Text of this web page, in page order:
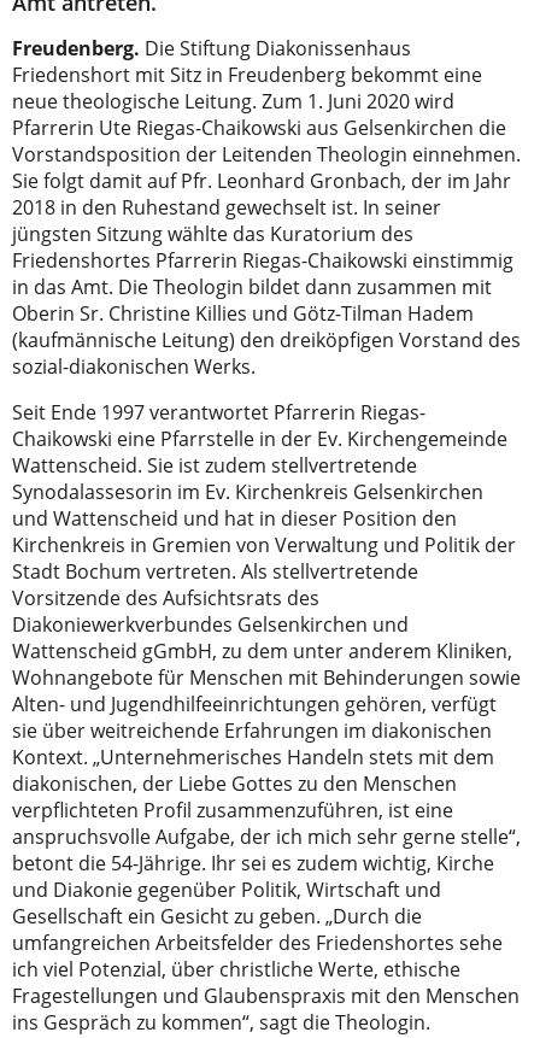
Freudenberg. Die Stiftung Diakonissenhaus
Friedenshort mit Sitz in Freudenberg bekommt eine
neue theologische Leitung. Zum 1. Juni 2020 wird
Pfarrerin Ute Riegas-Chaikowski aus Gelsenkirchen die
Vorstandsposition der Leitenden Theologin einnehmen.
Sie folgt damit auf Pfr. Leonhard Gronbach, der im Jahr
2018 in den Ruhestand gewechselt ist. In seiner
jüngsten Sitzung wählte das Kuratorium des
Friedenshortes Pfarrerin Riegas-Chaikowski einstimmig
in das Amt. Die Theologin bildet dann zusammen mit
Oberin Sr. Christine Killies und Götz-Tilman Hadem
(kaufmännische Leitung) den dreiköpfigen Vorstand des
sozial-diakonischen Werks.
Seit Ende 1997 verantwortet Pfarrerin Riegas-
Chaikowski eine Pfarrstelle in der Ev. Kirchengemeinde
Wattenscheid. Sie ist zudem stellvertretende
Synodalassesorin im Ev. Kirchenkreis Gelsenkirchen
und Wattenscheid und hat in dieser Position den
Kirchenkreis in Gremien von Verwaltung und Politik der
Stadt Bochum vertreten. Als stellvertretende
Vorsitzende des Aufsichtsrats des
Diakoniewerkverbundes Gelsenkirchen und
Wattenscheid gGmbH, zu dem unter anderem Kliniken,
Wohnangebote für Menschen mit Behinderungen sowie
Alten- und Jugendhilfeeinrichtungen gehören, verfügt
sie über weitreichende Erfahrungen im diakonischen
Kontext. „Unternehmerisches Handeln stets mit dem
diakonischen, der Liebe Gottes zu den Menschen
verpflichteten Profil zusammenzuführen, ist eine
anspruchsvolle Aufgabe, der ich mich sehr gerne stelle“,
betont die 54-Jährige. Ihr sei es zudem wichtig, Kirche
und Diakonie gegenüber Politik, Wirtschaft und
Gesellschaft ein Gesicht zu geben. „Durch die
umfangreichen Arbeitsfelder des Friedenshortes sehe
ich viel Potenzial, über christliche Werte, ethische
Fragestellungen und Glaubenspraxis mit den Menschen
ins Gespräch zu kommen“, sagt die Theologin.